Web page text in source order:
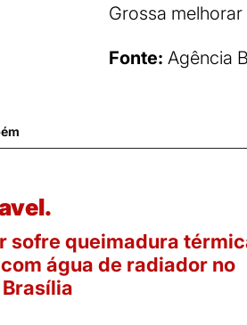
Grossa
Fonte: Agência
sofre queimadura
água de radiador no